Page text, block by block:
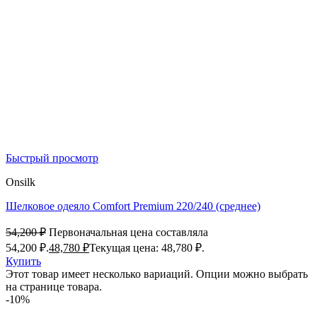
Быстрый просмотр
Onsilk
Шелковое одеяло Comfort Premium 220/240 (среднее)
54,200₽ Первоначальная цена составляла
54,200 ₽.48,780 ₽Текущая цена: 48,780 ₽.
Купить
Этот товар имеет несколько вариаций. Опции можно выбрать
на странице товара.
-10%